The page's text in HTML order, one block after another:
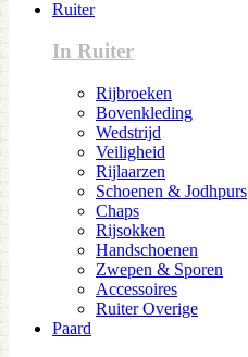
Ruiter
In Ruiter
Rijbroeken
Bovenkleding
Wedstrijd
Veiligheid
Rijlaarzen
Schoenen & Jodhpurs
Chaps
Rijsokken
Handschoenen
Zwepen & Sporen
Accessoires
Ruiter Overige
Paard